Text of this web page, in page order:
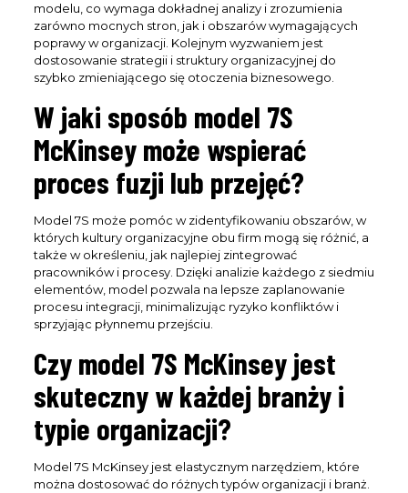
modelu, co wymaga dokładnej analizy i zrozumienia
zarówno mocnych stron, jak i obszarów wymagających
poprawy w organizacji. Kolejnym wyzwaniem jest
dostosowanie strategii i struktury organizacyjnej do
szybko zmieniającego się otoczenia biznesowego.
W jaki sposób model 7S
McKinsey może wspierać
proces fuzji lub przejęć?
Model 7S może pomóc w zidentyfikowaniu obszarów, w
których kultury organizacyjne obu firm mogą się różnić, a
także w określeniu, jak najlepiej zintegrować
pracowników i procesy. Dzięki analizie każdego z siedmiu
elementów, model pozwala na lepsze zaplanowanie
procesu integracji, minimalizując ryzyko konfliktów i
sprzyjając płynnemu przejściu.
Czy model 7S McKinsey jest
skuteczny w każdej branży i
typie organizacji?
Model 7S McKinsey jest elastycznym narzędziem, które
można dostosować do różnych typów organizacji i branż.